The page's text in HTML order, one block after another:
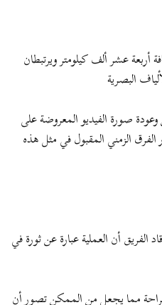
أربعة عشر ألف كيلومتر ويرتبطان
البصرية
وعودة صورة الفيديو المعروضة على
الزمني المقبول في مثل هذه
أن العملية عبارة عن ثورة في
مما يجعل من الممكن تصور أن